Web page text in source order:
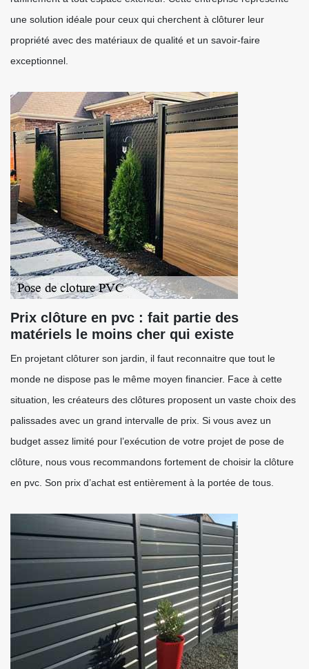
une solution idéale pour ceux qui cherchent à clôturer leur
propriété avec des matériaux de qualité et un savoir-faire
exceptionnel.
Prix clôture en pvc : fait partie des
matériels le moins cher qui existe
En projetant clôturer son jardin, il faut reconnaitre que tout le
monde ne dispose pas le même moyen financier. Face à cette
situation, les créateurs des clôtures proposent un vaste choix des
palissades avec un grand intervalle de prix. Si vous avez un
budget assez limité pour l’exécution de votre projet de pose de
clôture, nous vous recommandons fortement de choisir la clôture
en pvc. Son prix d’achat est entièrement à la portée de tous.